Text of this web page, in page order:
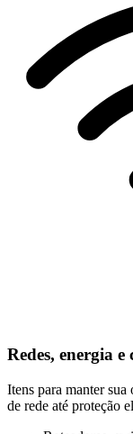
Redes, energia
Itens para manter sua
de rede até proteção